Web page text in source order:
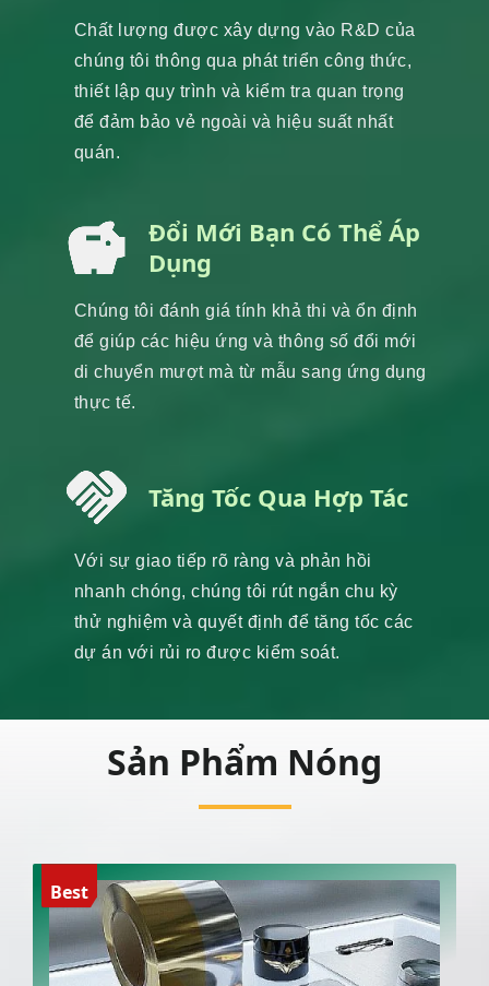
Chất lượng được xây dựng vào R&D của
chúng tôi thông qua phát triển công thức,
thiết lập quy trình và kiểm tra quan trọng
để đảm bảo vẻ ngoài và hiệu suất nhất
quán.
Đổi Mới Bạn Có Thể Áp
Dụng
Chúng tôi đánh giá tính khả thi và ổn định
để giúp các hiệu ứng và thông số đổi mới
di chuyển mượt mà từ mẫu sang ứng dụng
thực tế.
Tăng Tốc Qua Hợp Tác
Với sự giao tiếp rõ ràng và phản hồi
nhanh chóng, chúng tôi rút ngắn chu kỳ
thử nghiệm và quyết định để tăng tốc các
dự án với rủi ro được kiểm soát.
Sản Phẩm Nóng
Best